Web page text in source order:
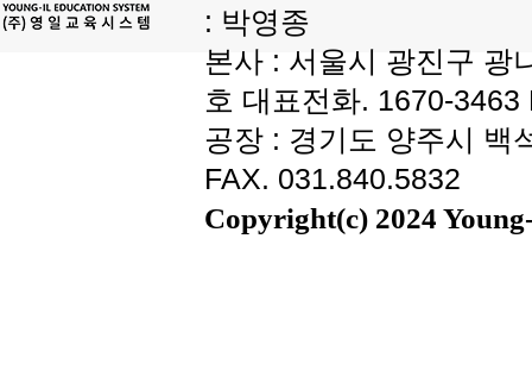
: 박영종
본사 : 서울시 광진구 광
호 대표전화. 1670-
공장 : 경기도 양주시 백
FAX. 031.840.5832
Copyright(c) 2024